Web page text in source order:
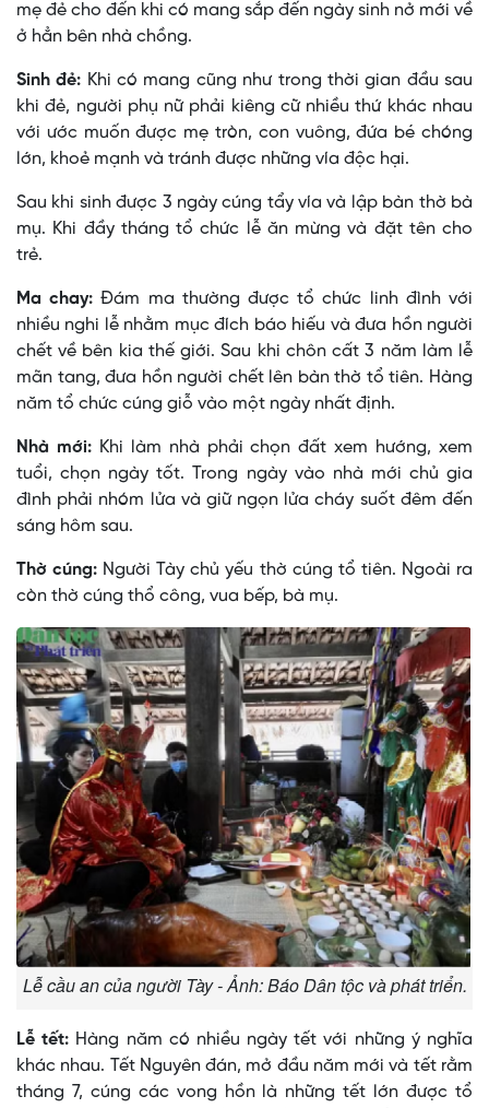
mẹ đẻ cho đến khi có mang sắp đến ngày sinh nở mới về
ở hẳn bên nhà chồng.
Sinh đẻ: Khi có mang cũng như trong thời gian đầu sau
khi đẻ, người phụ nữ phải kiêng cữ nhiều thứ khác nhau
với ước muốn được mẹ tròn, con vuông, đứa bé chóng
lớn, khoẻ mạnh và tránh được những vía độc hại.
Sau khi sinh được 3 ngày cúng tẩy vía và lập bàn thờ bà
mụ. Khi đầy tháng tổ chức lễ ăn mừng và đặt tên cho
trẻ.
Ma chay:Ðám ma thường được tổ chức linh đình với
nhiều nghi lễ nhằm mục đích báo hiếu và đưa hồn người
chết về bên kia thế giới. Sau khi chôn cất 3 năm làm lễ
mãn tang, đưa hồn người chết lên bàn thờ tổ tiên. Hàng
năm tổ chức cúng giỗ vào một ngày nhất định.
Nhà mới:Khi làm nhà phải chọn đất xem hướng, xem
tuổi, chọn ngày tốt. Trong ngày vào nhà mới chủ gia
đình phải nhóm lửa và giữ ngọn lửa cháy suốt đêm đến
sáng hôm sau.
Thờ cúng: Người Tày chủ yếu thờ cúng tổ tiên. Ngoài ra
còn thờ cúng thổ công, vua bếp, bà mụ.
Lễ cầu an của người Tày - Ảnh: Báo Dân tộc và phát triển.
Lễ tết: Hàng năm có nhiều ngày tết với những ý nghĩa
khác nhau. Tết Nguyên đán, mở đầu năm mới và tết rằm
tháng 7, cúng các vong hồn là những tết lớn được tổ